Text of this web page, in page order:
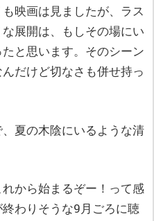
映画は見ましたが、ラス
展開は、もしその場にい
と思います。そのシーン
だけど切なさも併せ持っ
夏の木陰にいるような清
から始まるぞー！って感
わりそうな9月ごろに聴